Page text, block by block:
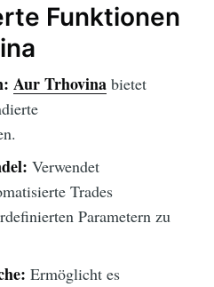
Funktionen
Aur Trhovinabietet
Verwendet
Trades
Parametern zu
Ermöglicht es